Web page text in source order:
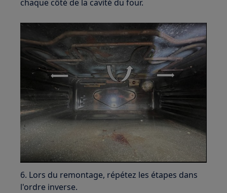
chaque côté de la cavité du four.
6. Lors du remontage, répétez les étapes dans
l'ordre inverse.